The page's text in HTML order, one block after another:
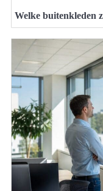
Welke buitenkleden